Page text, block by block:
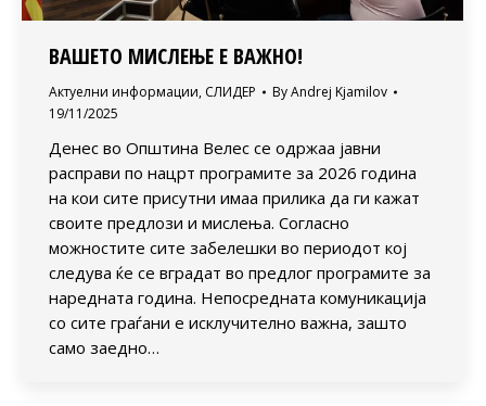
ВАШЕТО МИСЛЕЊЕ Е ВАЖНО!
Актуелни информации, СЛИДЕР ByAndrej Kjamilov
19/11/2025
Денес во Општина Велес се одржаа јавни
расправи по нацрт програмите за 2026 година
на кои сите присутни имаа прилика да ги кажат
своите предлози и мислења. Согласно
можностите сите забелешки во периодот кој
следува ќе се вградат во предлог програмите за
наредната година. Непосредната комуникација
со сите граѓани е исклучително важна, зашто
само заедно…